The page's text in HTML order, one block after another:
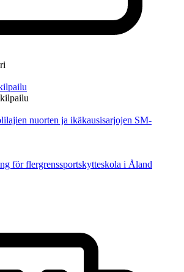
nuorten ja ikäkausisarjojen SM-
för flergrenssportskytteskola i Åland